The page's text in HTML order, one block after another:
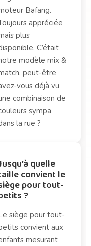
Bafang.
appréciée
plus
C’était
modèle mix &
peut-être
vous déjà vu
combinaison de
sympa
la rue ?
quelle
convient le
pour tout-
?
siège pour tout-
convient aux
mesurant